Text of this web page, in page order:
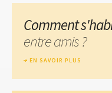
Comment
entre amis ?
EN SAVOIR PLUS